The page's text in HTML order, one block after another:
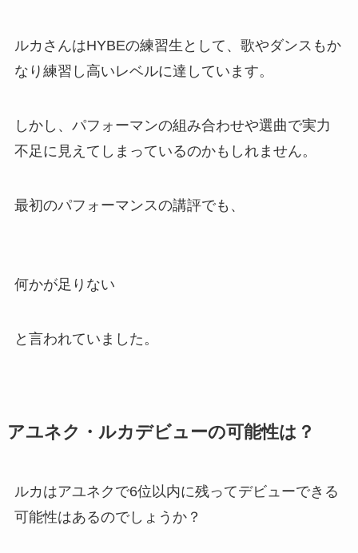
ルカさんはHYBEの練習生として、歌やダンスもか
なり練習し高いレベルに達しています。
しかし、パフォーマンの組み合わせや選曲で実力
不足に見えてしまっているのかもしれません。
最初のパフォーマンスの講評でも、
何かが足りない
と言われていました。
アユネク・ルカデビューの可能性は？
ルカはアユネクで6位以内に残ってデビューできる
可能性はあるのでしょうか？